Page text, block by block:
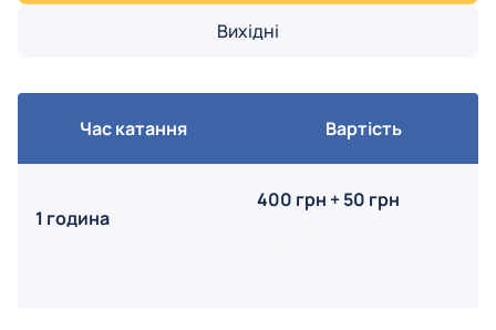
Вихідні
Час катання Вартість
1 година
400 грн + 50 грн